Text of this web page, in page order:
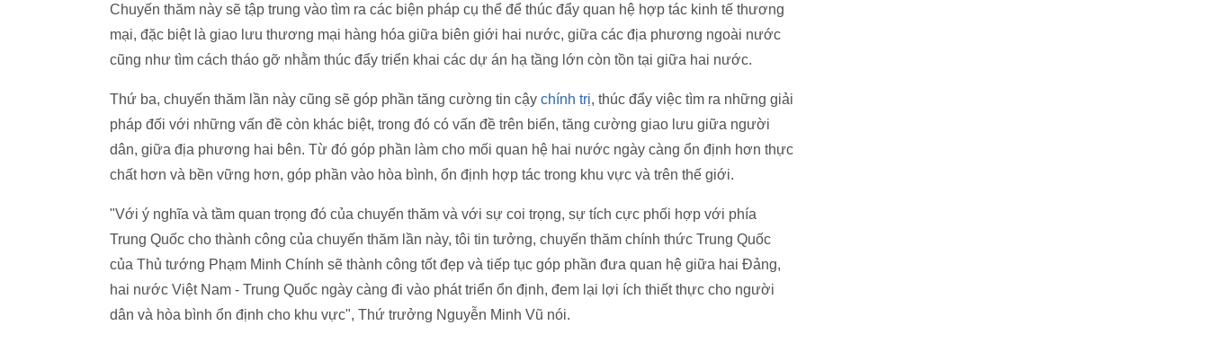
Chuyến thăm này sẽ tập trung vào tìm ra các biện pháp cụ thể để thúc đẩy quan hệ hợp tác kinh tế thương
mại, đặc biệt là giao lưu thương mại hàng hóa giữa biên giới hai nước, giữa các địa phương ngoài nước
cũng như tìm cách tháo gỡ nhằm thúc đẩy triển khai các dự án hạ tầng lớn còn tồn tại giữa hai nước.
Thứ ba, chuyến thăm lần này cũng sẽ góp phần tăng cường tin cậy chính trị, thúc đẩy việc tìm ra những giải
pháp đối với những vấn đề còn khác biệt, trong đó có vấn đề trên biển, tăng cường giao lưu giữa người
dân, giữa địa phương hai bên. Từ đó góp phần làm cho mối quan hệ hai nước ngày càng ổn định hơn thực
chất hơn và bền vững hơn, góp phần vào hòa bình, ổn định hợp tác trong khu vực và trên thế giới.
"Với ý nghĩa và tầm quan trọng đó của chuyến thăm và với sự coi trọng, sự tích cực phối hợp với phía
Trung Quốc cho thành công của chuyến thăm lần này, tôi tin tưởng, chuyến thăm chính thức Trung Quốc
của Thủ tướng Phạm Minh Chính sẽ thành công tốt đẹp và tiếp tục góp phần đưa quan hệ giữa hai Đảng,
hai nước Việt Nam - Trung Quốc ngày càng đi vào phát triển ổn định, đem lại lợi ích thiết thực cho người
dân và hòa bình ổn định cho khu vực", Thứ trưởng Nguyễn Minh Vũ nói.